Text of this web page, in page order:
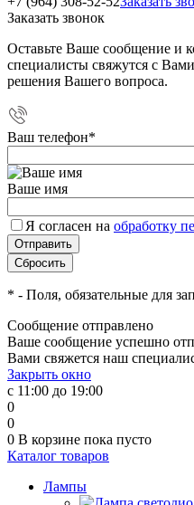
Заказать звонок
Оставьте Ваше сообщение и
специалисты свяжутся с
решения Вашего вопроса.
Ваш телефон*
Ваше имя
Я согласен на обработку
* - Поля, обязательные для
Сообщение отправлено
Ваше сообщение успешно
Вами свяжется наш
Закрыть окно
с 11:00 до 19:00
0
0
0 В корзине пока пусто
Каталог товаров
Лампы